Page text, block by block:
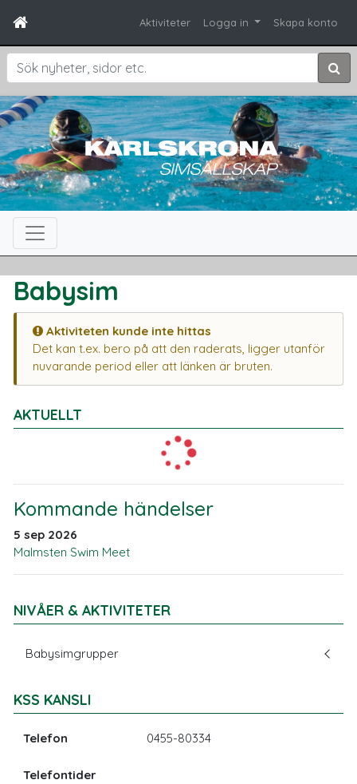
Aktiviteter Logga in Skapa konto
Sök
AKTUELLT
Kommande händelser
5 sep 2026
Malmsten Swim Meet
Babysim
Aktiviteten kunde inte hittas
Det kan t.ex. bero på att den raderats, ligger utanför
nuvarande period eller att länken är bruten.
NIVÅER & AKTIVITETER
Babysimgrupper
KSS KANSLI
Telefon 0455-80334
Telefontider